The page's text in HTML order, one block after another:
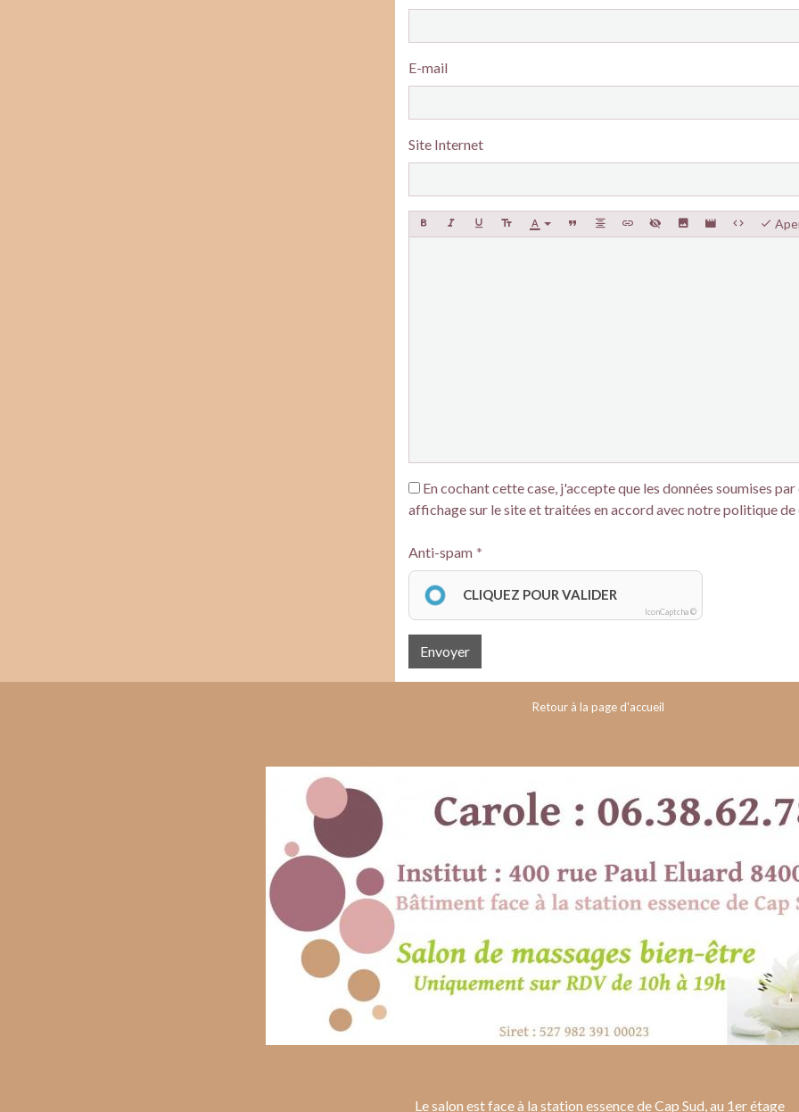
E-mail
Site Internet
En cochant cette case, j'accepte que les données soumises
affichage sur le site et traitées en accord avec notre politique
Anti-spam
CLIQUEZ POUR VALIDER
IconCaptcha ©
Envoyer
Retour à la page d'accueil
Le salon est face à la station essence de Cap Sud, au 1er étage